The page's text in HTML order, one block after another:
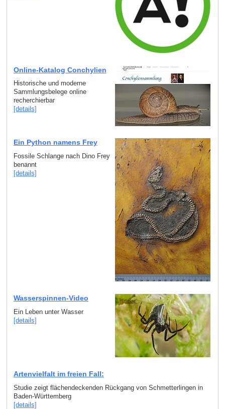
Online-Katalog Conchylien
Historische und moderne
Sammlungsbelege online
recherchierbar
[details]
Ein Python namens Frey
Fossile Schlange nach Dino Frey
benannt
[details]
Wasserspinnen-Video
Ein Leben unter Wasser
[details]
Artenvielfalt im freien Fall:
Studie zeigt flächendeckenden Rückgang von Schmetterlingen in
Baden-Württemberg
[details]